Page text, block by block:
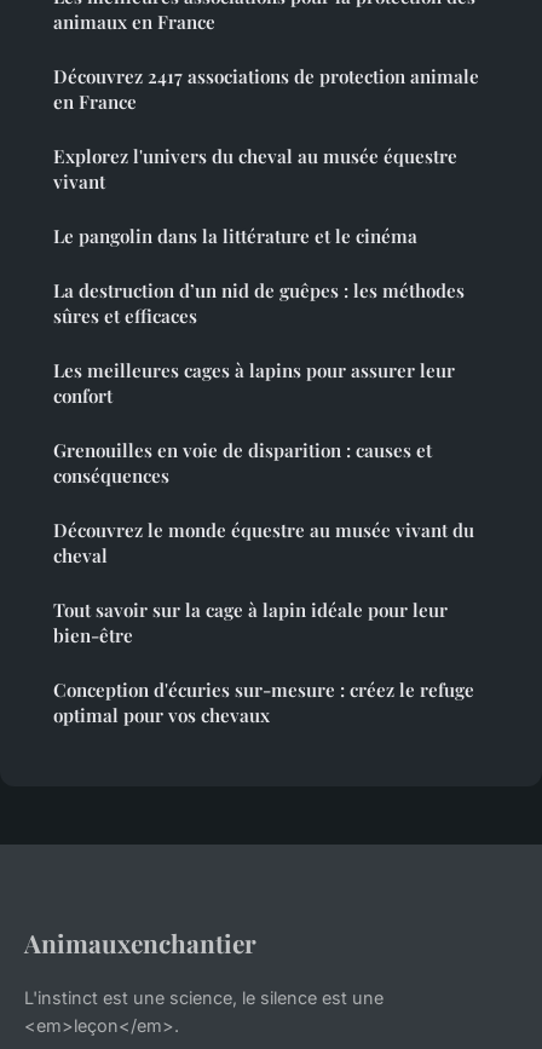
animaux en France
Découvrez 2417 associations de protection animale
en France
Explorez l'univers du cheval au musée équestre
vivant
Le pangolin dans la littérature et le cinéma
La destruction d’un nid de guêpes : les méthodes
sûres et efficaces
Les meilleures cages à lapins pour assurer leur
confort
Grenouilles en voie de disparition : causes et
conséquences
Découvrez le monde équestre au musée vivant du
cheval
Tout savoir sur la cage à lapin idéale pour leur
bien-être
Conception d'écuries sur-mesure : créez le refuge
optimal pour vos chevaux
Animauxenchantier
L'instinct est une science, le silence est une
<em>leçon</em>.